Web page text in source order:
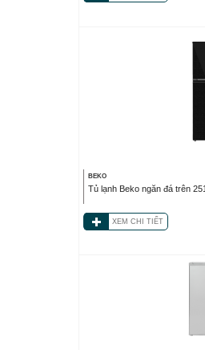
BEKO
Tủ lạnh Beko ngăn đá trên
XEM CHI TIẾT